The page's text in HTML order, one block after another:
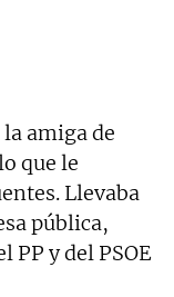
amiga de
que le
Llevaba
pública,
PP y del PSOE